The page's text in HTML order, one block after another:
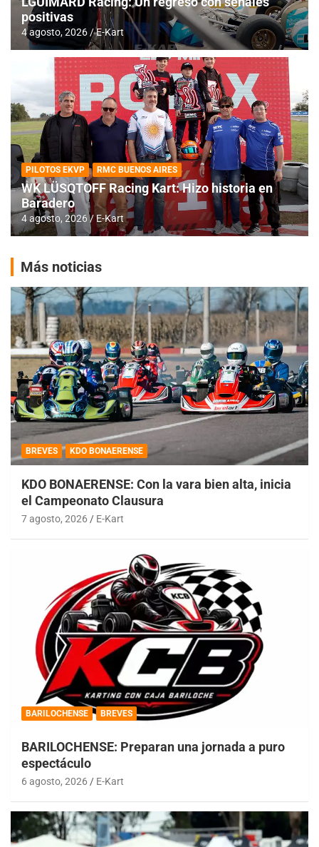
positivas
4 agosto, 2026 E-Kart
PILOTOS EKVP RMC BUENOS AIRES
WK LÜSQTOFF Racing Kart: Hizo historia en
Baradero
4 agosto, 2026 E-Kart
Más noticias
BREVES KDO BONAERENSE
KDO BONAERENSE: Con la vara bien alta, inicia
el Campeonato Clausura
7 agosto, 2026 E-Kart
BARILOCHENSE BREVES
BARILOCHENSE: Preparan una jornada a puro
espectáculo
6 agosto, 2026 E-Kart